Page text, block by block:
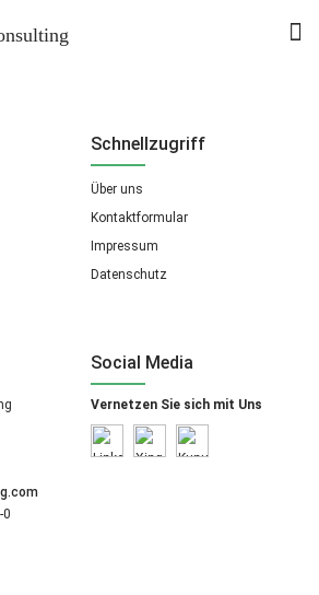
Schnellzugriff
Über uns
Kontaktformular
Impressum
Datenschutz
0
Social Media
Vernetzen Sie sich mit Uns